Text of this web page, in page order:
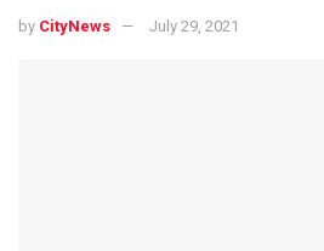
by CityNews July 29, 2021